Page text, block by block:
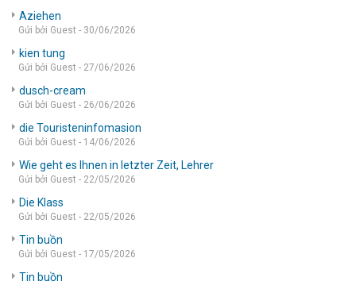
Aziehen
Gửi bởi Guest - 30/06/2026
kien tung
Gửi bởi Guest - 27/06/2026
dusch-cream
Gửi bởi Guest - 26/06/2026
die Touristeninfomasion
Gửi bởi Guest - 14/06/2026
Wie geht es Ihnen in letzter Zeit, Lehrer
Gửi bởi Guest - 22/05/2026
Die Klass
Gửi bởi Guest - 22/05/2026
Tin buồn
Gửi bởi Guest - 17/05/2026
Tin buồn